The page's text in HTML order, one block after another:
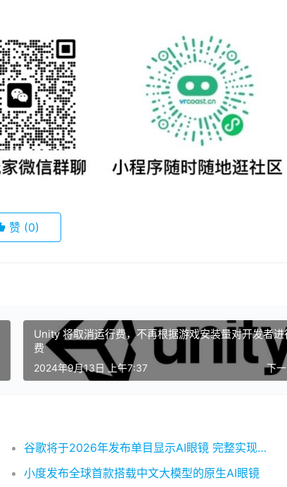
赞 (0)
Unity 将取消运行费，不再根据游戏安装量对开发者进
费
下
2024年9月13日 上午7:37
谷歌将于2026年发布单目显示AI眼镜 完整实现增强现实愿景
小度发布全球首款搭载中文大模型的原生AI眼镜